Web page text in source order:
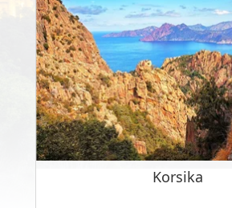
Korsika